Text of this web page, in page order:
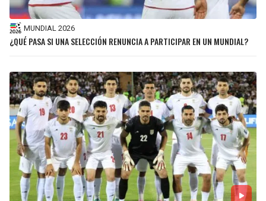
MUNDIAL 2026
¿QUÉ PASA SI UNA SELECCIÓN RENUNCIA A PARTICIPAR EN UN MUNDIAL?